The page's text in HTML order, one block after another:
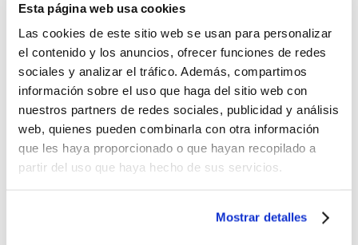
Esta página web usa cookies
Las cookies de este sitio web se usan para personalizar
el contenido y los anuncios, ofrecer funciones de redes
sociales y analizar el tráfico. Además, compartimos
información sobre el uso que haga del sitio web con
nuestros partners de redes sociales, publicidad y análisis
web, quienes pueden combinarla con otra información
que les haya proporcionado o que hayan recopilado a
partir del uso que haya hecho de sus servicios.
Mostrar detalles
desarrollo de
liderazgo